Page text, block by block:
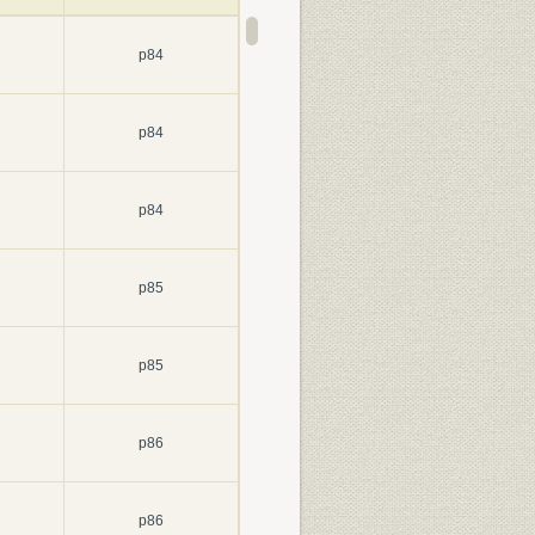
p84
p84
p84
p85
p85
p86
p86